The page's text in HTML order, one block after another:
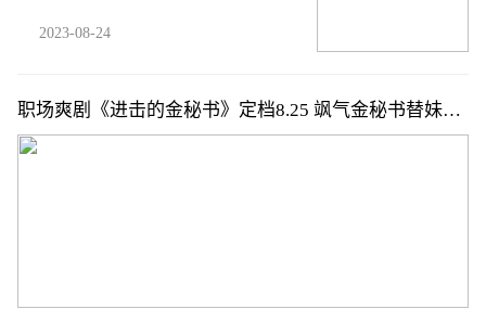
2023-08-24
职场爽剧《进击的金秘书》定档8.25 飒气金秘书替妹整
顿职场超带感